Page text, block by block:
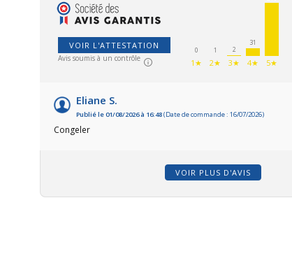
VOIR L'ATTESTATION
Avis soumis à un contrôle
0
1★
1
2★
2
3★
31
4★ 5★
Eliane S.
Publié le 01/08/2026 à 16:48(Date de commande : 16/07/2026)
Congeler
VOIR PLUS D'AVIS